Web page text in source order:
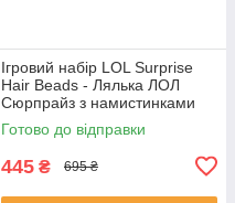
Ігровий набір LOL Surprise
Hair Beads - Лялька ЛОЛ
Сюрпрайз з намистинками
для волосся
Готово до відправки
445 ₴ 695 ₴